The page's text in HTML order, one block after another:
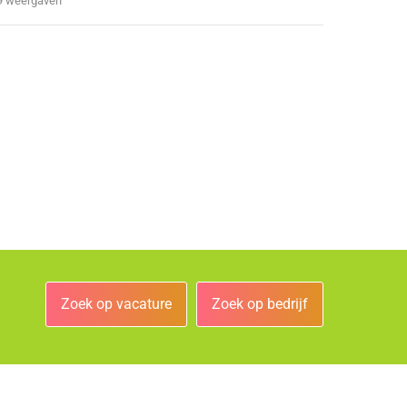
Zoek op vacature Zoek op bedrijf